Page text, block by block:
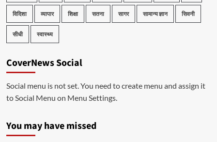
विदिशा व्यापार शिक्षा सतना सागर सामान्य ज्ञान सिवनी
सीधी स्वास्थ्य
CoverNews Social
Social menu is not set. You need to create menu and assign it
to Social Menu on Menu Settings.
You may have missed